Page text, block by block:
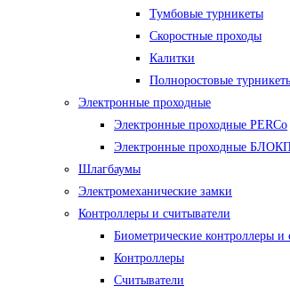
Тумбовые турникеты
Скоростные проходы
Калитки
Полноростовые
Электронные проходные
Электронные проходные PERCo
Электронные проходные
Шлагбаумы
Электромеханические замки
Контроллеры и считыватели
Биометрические контроллеры и
Контроллеры
Считыватели